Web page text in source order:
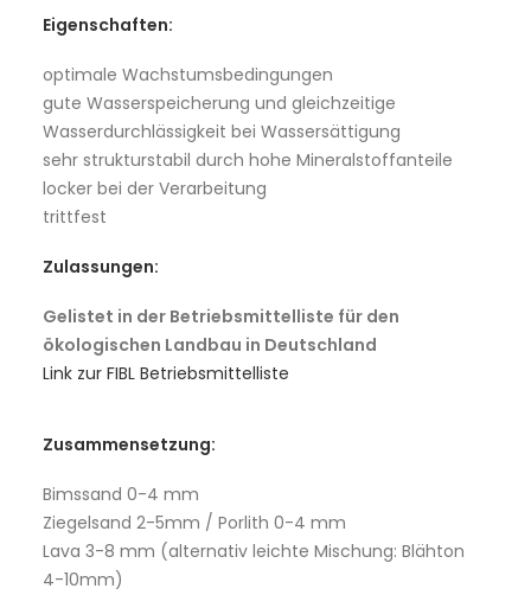
Eigenschaften:
optimale Wachstumsbedingungen
gute Wasserspeicherung und gleichzeitige
Wasserdurchlässigkeit bei Wassersättigung
sehr strukturstabil durch hohe Mineralstoffanteile
locker bei der Verarbeitung
trittfest
Zulassungen:
Gelistet in der Betriebsmittelliste für den
ökologischen Landbau in Deutschland
Link zur FIBL Betriebsmittelliste
Zusammensetzung:
Bimssand 0-4 mm
Ziegelsand 2-5mm / Porlith 0-4 mm
Lava 3-8 mm (alternativ leichte Mischung: Blähton
4-10mm)